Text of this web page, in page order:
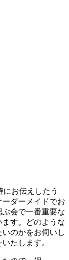
にお伝えしたう
ダーメイドでお
会で一番重要な
す。どのような
のかをお伺いし
たします。